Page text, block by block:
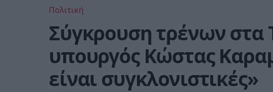
Πολιτική
Σύγκρουση τρένων στα
υπουργός Κώστας
είναι συγκλονιστικές»